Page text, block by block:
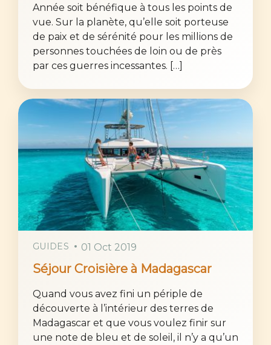
Année soit bénéfique à tous les points de
vue. Sur la planète, qu’elle soit porteuse
de paix et de sérénité pour les millions de
personnes touchées de loin ou de près
par ces guerres incessantes. […]
GUIDES 01 Oct 2019
Séjour Croisière à Madagascar
Quand vous avez fini un périple de
découverte à l’intérieur des terres de
Madagascar et que vous voulez finir sur
une note de bleu et de soleil, il n’y a qu’un